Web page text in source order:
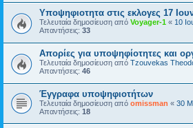
Υποψηφιοτητα στις εκλογες 17
Τελευταία δημοσίευση από Voyager-1 « 10
Απαντήσεις: 33
Απορίες για υποψηφίοτητες και
Τελευταία δημοσίευση από Tzouvekas
Απαντήσεις: 46
Έγγραφα υποψηφιοτήτων
Τελευταία δημοσίευση από omissman « 30
Απαντήσεις: 18